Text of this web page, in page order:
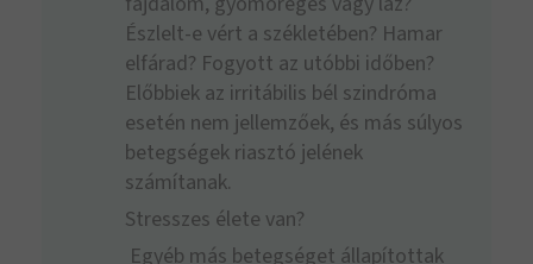
Észlelt-e vért a székletében? Hamar
elfárad? Fogyott az utóbbi időben?
Előbbiek az irritábilis bél szindróma
esetén nem jellemzőek, és más súlyos
betegségek riasztó jelének
számítanak.
Stresszes élete van?
Egyéb más betegséget állapítottak